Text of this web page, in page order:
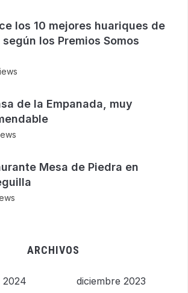
los 10 mejores huariques de
según los Premios Somos
de la Empanada, muy
Mesa de Piedra en
ARCHIVOS
diciembre 2023